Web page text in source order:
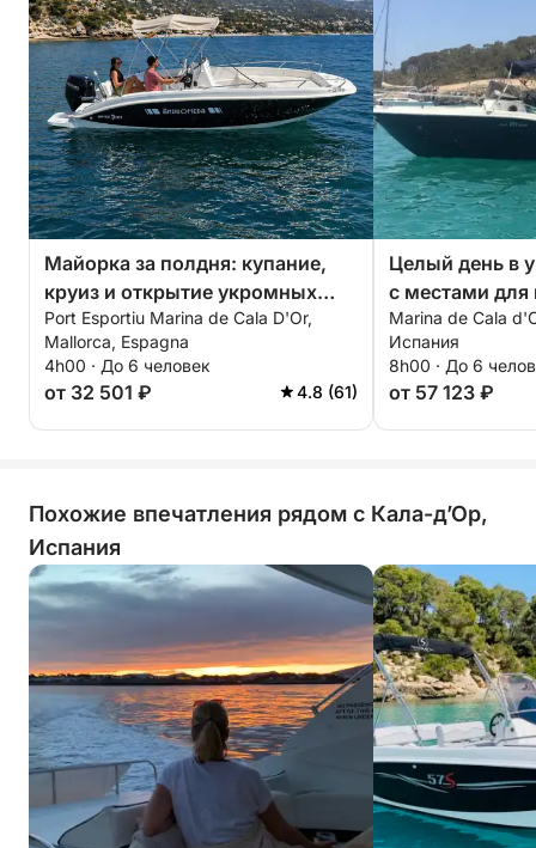
Майорка за полдня: купание,
круиз и открытие укромных
уголков.
Port Esportiu Marina de Cala D'Or,
Mallorca, Espagna
4h00 · До 6 человек
от 32 501 ₽ 4.8 (61)
Целый день в
с местами для
залитой
Кала-д'Ор.
Marina de Cala
Испания
8h00 · До 6
от 57 123 ₽
Похожие впечатления рядом с Кала-д’Ор,
Испания